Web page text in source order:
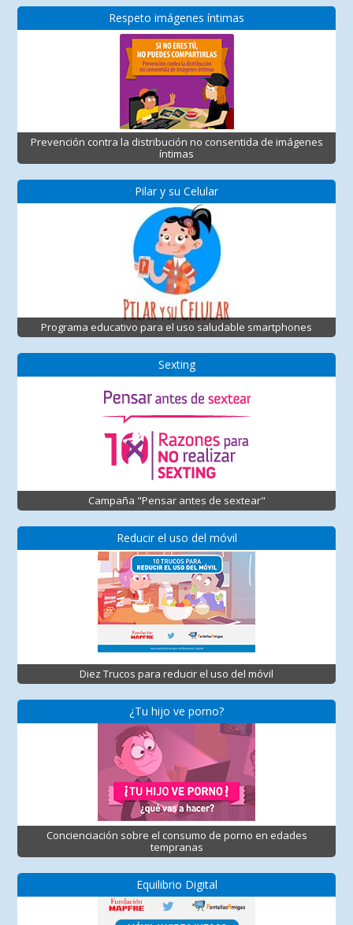
Respeto imágenes íntimas
Prevención contra la distribución no consentida de imágenes
íntimas
Pilar y su Celular
Programa educativo para el uso saludable smartphones
Sexting
Campaña "Pensar antes de sextear"
Reducir el uso del móvil
Diez Trucos para reducir el uso del móvil
¿Tu hijo ve porno?
Concienciación sobre el consumo de porno en edades
tempranas
Equilibrio Digital